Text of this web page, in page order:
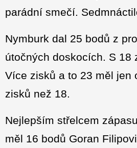
parádní smečí.
Nymburk dal 25 bodů z
útočných doskocích. S 18
Více zisků a to 23 měl jen
zisků než 18.
Nejlepším střelcem
měl 16 bodů Goran